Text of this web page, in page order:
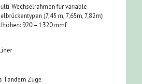
Wechselrahmen für variable
(7,45 m, 7,65m, 7,82m)
920 – 1320 mmf
Tandem Züge